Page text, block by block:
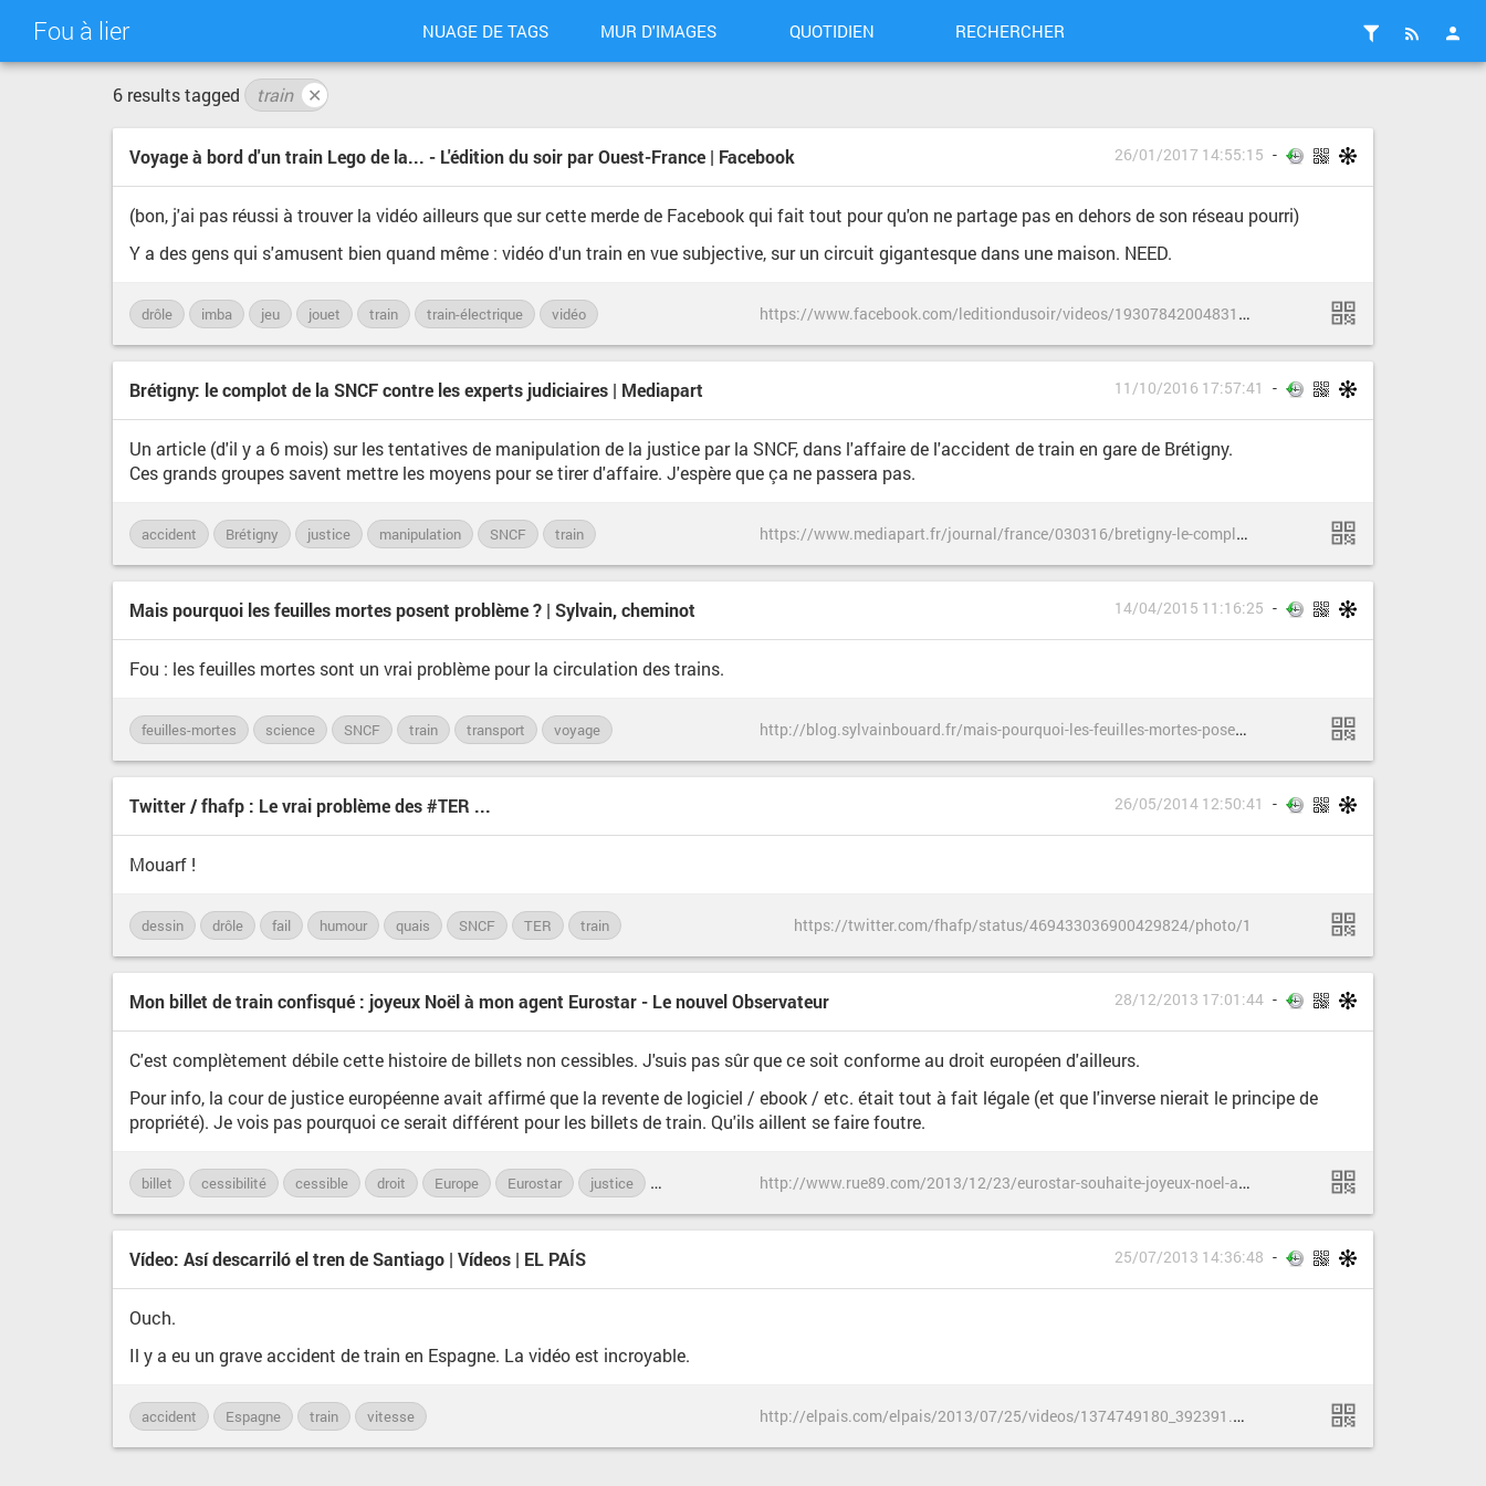
Fou à lier NUAGE DE TAGS MUR D'IMAGES QUOTIDIEN RECHERCHER
6 results tagged train ✕
Voyage à bord d'un train Lego de la... - L'édition du soir par Ouest-France | Facebook 26/01/2017 14:55:15
(bon, j'ai pas réussi à trouver la vidéo ailleurs que sur cette merde de Facebook qui fait tout pour qu'on ne partage pas en dehors de son réseau pourri)
Y a des gens qui s'amusent bien quand même : vidéo d'un train en vue subjective, sur un circuit gigantesque dans une maison. NEED.
drôle imba jeu jouet train train-électrique vidéo h
ttps://www.facebook.com/leditiondusoir/videos/1930784200483170/
Brétigny: le complot de la SNCF contre les experts judiciaires | Mediapart 11/10/2016 17:57:41
Un article (d'il y a 6 mois) sur les tentatives de manipulation de la justice par la SNCF, dans l'affaire de l'accident de train en gare de Brétigny.
Ces grands groupes savent mettre les moyens pour se tirer d'affaire. J'espère que ça ne passera pas.
accident Brétigny justice manipulation SNCF train h
ttps://www.mediapart.fr/journal/france/030316/bretigny-le-complot-de-la-sncf-contre-les-experts-judiciaires?onglet=full
Mais pourquoi les feuilles mortes posent problème ? | Sylvain, cheminot 14/04/2015 11:16:25
Fou : les feuilles mortes sont un vrai problème pour la circulation des trains.
feuilles-mortes science SNCF train transport voyage h
ttp://blog.sylvainbouard.fr/mais-pourquoi-les-feuilles-mortes-posent-probleme/
Twitter / fhafp : Le vrai problème des #TER ... 26/05/2014 12:50:41
Mouarf !
dessin drôle fail humour quais SNCF TER train https://twitter.com/fhafp/status/469433036900429824/photo/1
Mon billet de train confisqué : joyeux Noël à mon agent Eurostar - Le nouvel Observateur 28/12/2013 17:01:44
C'est complètement débile cette histoire de billets non cessibles. J'suis pas sûr que ce soit conforme au droit européen d'ailleurs.
Pour info, la cour de justice européenne avait affirmé que la revente de logiciel / ebook / etc. était tout à fait légale (et que l'inverse nierait le principe de
propriété). Je vois pas pourquoi ce serait différent pour les billets de train. Qu'ils aillent se faire foutre.
billet cessibilité cessible droit Europe Eurostar justice SNCF ticket train h
ttp://www.rue89.com/2013/12/23/eurostar-souhaite-joyeux-noel-adeptes-troc-billets-248528
Vídeo: Así descarriló el tren de Santiago | Vídeos | EL PAÍS 25/07/2013 14:36:48
Ouch.
Il y a eu un grave accident de train en Espagne. La vidéo est incroyable.
accident Espagne train vitesse h
ttp://elpais.com/elpais/2013/07/25/videos/1374749180_392391.html